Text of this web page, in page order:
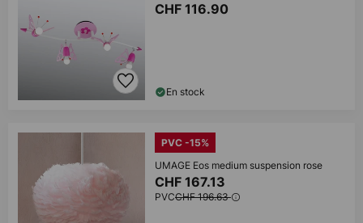
CHF 116.90
En stock
PVC -15%
UMAGE Eos medium suspension rose
CHF 167.13
PVCCHF 196.63